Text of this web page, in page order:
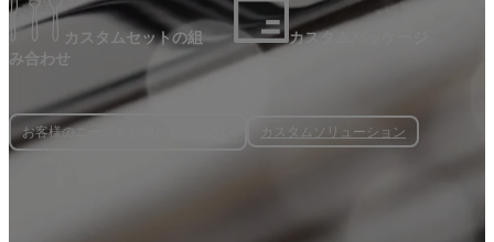
カスタムセットの組
み合わせ
カスタムパッケージ
お客様のニーズをお聞かせください カスタムソリューション